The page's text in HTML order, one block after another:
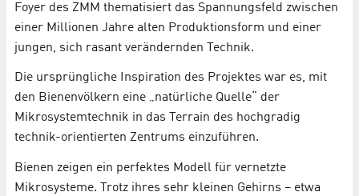
Foyer des ZMM thematisiert das Spannungsfeld zwischen
einer Millionen Jahre alten Produktionsform und einer
jungen, sich rasant verändernden Technik.
Die ursprüngliche Inspiration des Projektes war es, mit
den Bienenvölkern eine „natürliche Quelle“ der
Mikrosystemtechnik in das Terrain des hochgradig
technik-orientierten Zentrums einzuführen.
Bienen zeigen ein perfektes Modell für vernetzte
Mikrosysteme. Trotz ihres sehr kleinen Gehirns – etwa